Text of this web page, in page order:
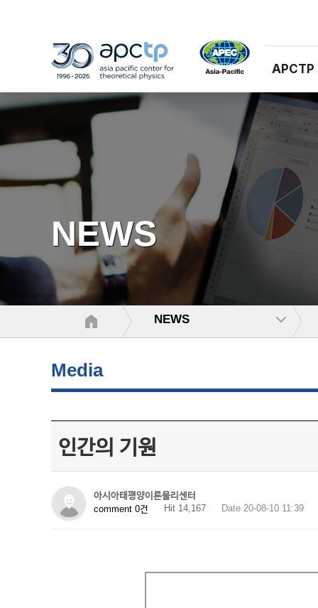
APCTP
NEWS
NEWS
Media
인간의 기원
아시아태평양이론물리센터
comment 0건
Hit 14,167 Date 20-08-10 11:39